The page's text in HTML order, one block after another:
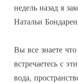
недель назад я
Натальи
Вы все знаете
встречаетесь с
вода,